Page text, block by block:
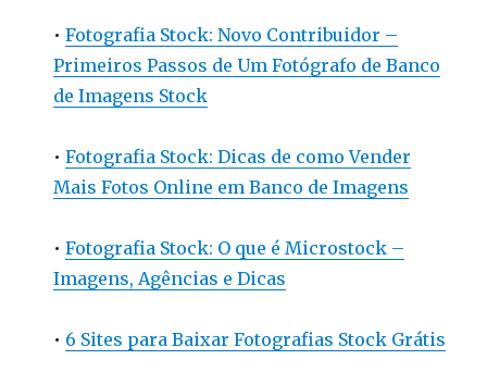
•Fotografia Stock: Novo Contribuidor –
Primeiros Passos de Um Fotógrafo de Banco
de Imagens Stock
•Fotografia Stock: Dicas de como Vender
Mais Fotos Online em Banco de Imagens
•Fotografia Stock: O que é Microstock –
Imagens, Agências e Dicas
• 6 Sites para Baixar Fotografias Stock Grátis